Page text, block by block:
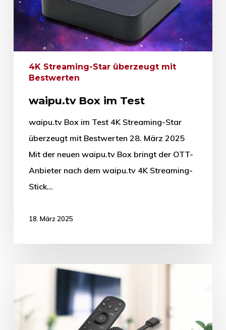
4K Streaming-Star überzeugt mit
Bestwerten
waipu.tv Box im Test
waipu.tv Box im Test 4K Streaming-Star
überzeugt mit Bestwerten 28. März 2025
Mit der neuen waipu.tv Box bringt der OTT-
Anbieter nach dem waipu.tv 4K Streaming-
Stick…
18. März 2025